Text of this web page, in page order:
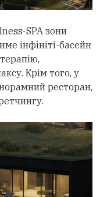
SPA зони
інфініті-басейн
Крім того, у
ресторан,